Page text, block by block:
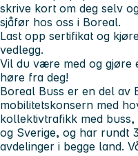
skrive kort om deg selv
sjåfør hos oss i Boreal.
Last opp sertifikat og
vedlegg.
Vil du være med og gjøre
høre fra deg!
Boreal Buss er en del av
mobilitetskonsern med
kollektivtrafikk med
og Sverige, og har rundt
avdelinger i begge land.